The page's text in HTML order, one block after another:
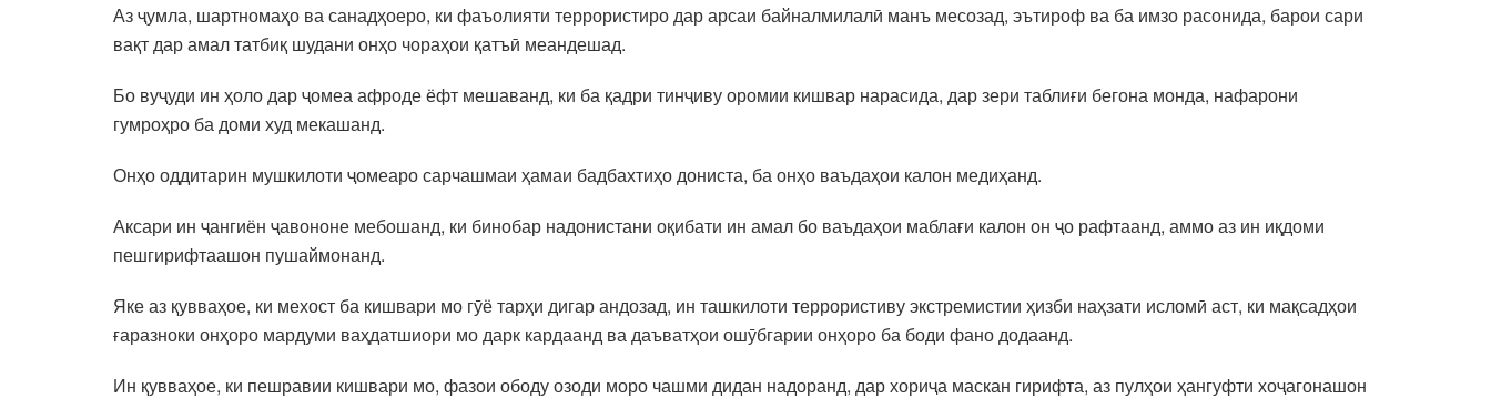
Аз ҷумла, шартномаҳо ва санадҳоеро, ки фаъолияти террористиро дар арсаи байналмилалӣ манъ месозад, эътироф ва ба имзо расонида, барои сари
вақт дар амал татбиқ шудани онҳо чораҳои қатъӣ меандешад.
Бо вуҷуди ин ҳоло дар ҷомеа афроде ёфт мешаванд, ки ба қадри тинҷиву оромии кишвар нарасида, дар зери таблиғи бегона монда, нафарони
гумроҳро ба доми худ мекашанд.
Онҳо оддитарин мушкилоти ҷомеаро сарчашмаи ҳамаи бадбахтиҳо дониста, ба онҳо ваъдаҳои калон медиҳанд.
Аксари ин ҷангиён ҷавононе мебошанд, ки бинобар надонистани оқибати ин амал бо ваъдаҳои маблағи калон он ҷо рафтаанд, аммо аз ин иқдоми
пешгирифтаашон пушаймонанд.
Яке аз қувваҳое, ки мехост ба кишвари мо гӯё тарҳи дигар андозад, ин ташкилоти террористиву экстремистии ҳизби наҳзати исломӣ аст, ки мақсадҳои
ғаразноки онҳоро мардуми ваҳдатшиори мо дарк кардаанд ва даъватҳои ошӯбгарии онҳоро ба боди фано додаанд.
Ин қувваҳое, ки пешравии кишвари мо, фазои ободу озоди моро чашми дидан надоранд, дар хориҷа маскан гирифта, аз пулҳои ҳангуфти хоҷагонашон